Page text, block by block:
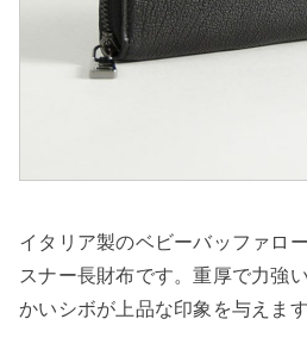
イタリア製のベビーバッファロ
スナー長財布です。重厚で力強
かいシボが上品な印象を与えます